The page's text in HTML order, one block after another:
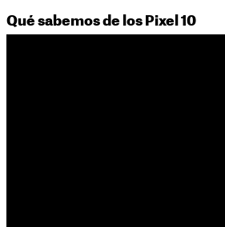
Qué sabemos de los Pixel 10